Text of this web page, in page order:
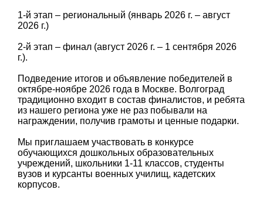
1-й этап – региональный (январь 2026 г. – август
2026 г.)
2-й этап – финал (август 2026 г. – 1 сентября 2026
г.).
Подведение итогов и объявление победителей в
октябре-ноябре 2026 года в Москве. Волгоград
традиционно входит в состав финалистов, и ребята
из нашего региона уже не раз побывали на
награждении, получив грамоты и ценные подарки.
Мы приглашаем участвовать в конкурсе
обучающихся дошкольных образовательных
учреждений, школьники 1-11 классов, студенты
вузов и курсанты военных училищ, кадетских
корпусов.